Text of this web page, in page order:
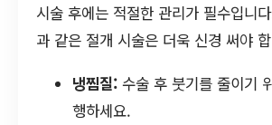
시술 후에는 적절한 관리가 필수입니
과 같은 절개 시술은 더욱 신경 써야
냉찜질: 수술 후 붓기를 줄이기
행하세요.